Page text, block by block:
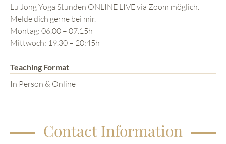
Lu Jong Yoga Stunden ONLINE LIVE via Zoom möglich.
Melde dich gerne bei mir.
Montag: 06.00 – 07.15h
Mittwoch: 19.30 – 20:45h
Teaching Format
In Person & Online
Contact Information